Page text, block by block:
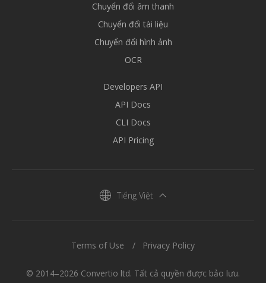
Chuyển đổi âm thanh
Chuyển đổi tài liệu
Chuyển đổi hình ảnh
OCR
Developers API
API Docs
CLI Docs
API Pricing
Tiếng Việt
© 2014–2026 Convertio ltd. Tất cả quyền được bảo lưu.
Terms of Use Privacy Policy